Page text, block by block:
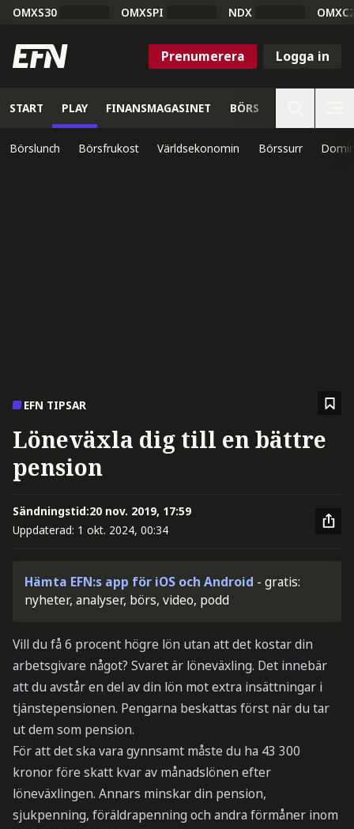
OMXS30 OMXSPI NDX
Prenumerera Logga in
START PLAY FINANSMAGASINET BÖRS
Börslunch Börsfrukost Världsekonomin Börssurr
EFN TIPSAR
Löneväxla dig till en bättre
pension
Sändningstid:20 nov. 2019, 17:59
Uppdaterad: 1 okt. 2024, 00:34
Hämta EFN:s app för iOS och Android - gratis:
nyheter, analyser, börs, video, podd
Vill du få 6 procent högre lön utan att det kostar din
arbetsgivare något? Svaret är löneväxling. Det innebär
att du avstår en del av din lön mot extra insättningar i
tjänstepensionen. Pengarna beskattas först när du tar
ut dem som pension.
För att det ska vara gynnsamt måste du ha 43 300
kronor före skatt kvar av månadslönen efter
löneväxlingen. Annars minskar din pension,
sjukpenning, föräldrapenning och andra förmåner inom